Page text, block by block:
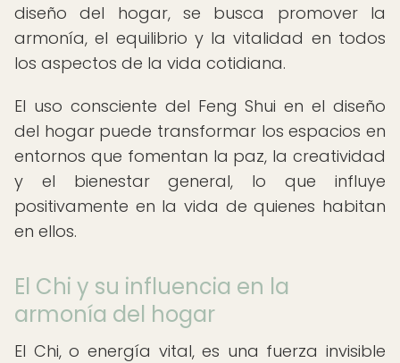
diseño del hogar, se busca promover la
armonía, el equilibrio y la vitalidad en todos
los aspectos de la vida cotidiana.
El uso consciente del Feng Shui en el diseño
del hogar puede transformar los espacios en
entornos que fomentan la paz, la creatividad
y el bienestar general, lo que influye
positivamente en la vida de quienes habitan
en ellos.
El Chi y su influencia en la
armonía del hogar
El Chi, o energía vital, es una fuerza invisible